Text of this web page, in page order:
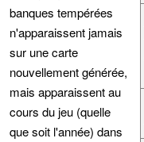
banques tempérées
n'apparaissent jamais
sur une carte
nouvellement générée,
mais apparaissent au
cours du jeu (quelle
que soit l'année) dans